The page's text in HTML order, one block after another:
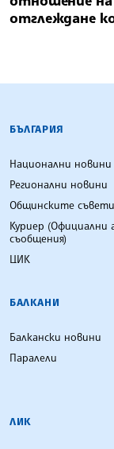
отглеждане
БЪЛГАРИЯ
Национални новини
Регионални новини
Общинските
Куриер (Официални
съобщения)
ЦИК
БАЛКАНИ
Балкански новини
Паралели
ЛИК